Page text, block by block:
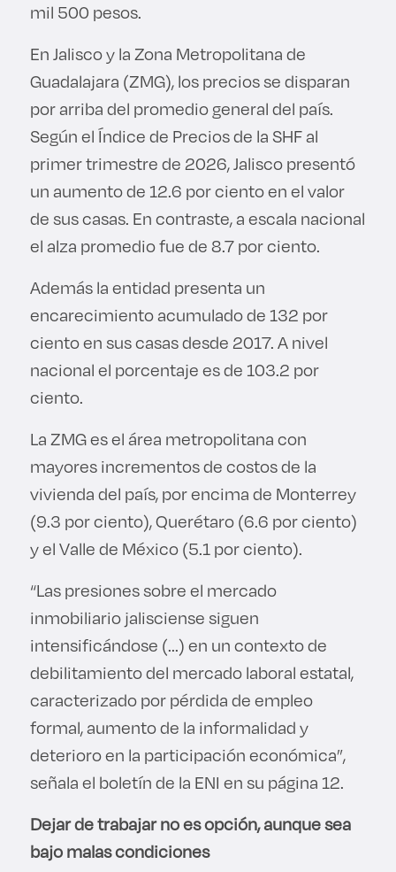
mil 500 pesos.
En Jalisco y la Zona Metropolitana de
Guadalajara (ZMG), los precios se disparan
por arriba del promedio general del país.
Según el Índice de Precios de la SHF al
primer trimestre de 2026, Jalisco presentó
un aumento de 12.6 por ciento en el valor
de sus casas. En contraste, a escala nacional
el alza promedio fue de 8.7 por ciento.
Además la entidad presenta un
encarecimiento acumulado de 132 por
ciento en sus casas desde 2017. A nivel
nacional el porcentaje es de 103.2 por
ciento.
La ZMG es el área metropolitana con
mayores incrementos de costos de la
vivienda del país, por encima de Monterrey
(9.3 por ciento), Querétaro (6.6 por ciento)
y el Valle de México (5.1 por ciento).
“Las presiones sobre el mercado
inmobiliario jalisciense siguen
intensificándose (...) en un contexto de
debilitamiento del mercado laboral estatal,
caracterizado por pérdida de empleo
formal, aumento de la informalidad y
deterioro en la participación económica”,
señala el boletín de la ENI en su página 12.
Dejar de trabajar no es opción, aunque sea
bajo malas condiciones